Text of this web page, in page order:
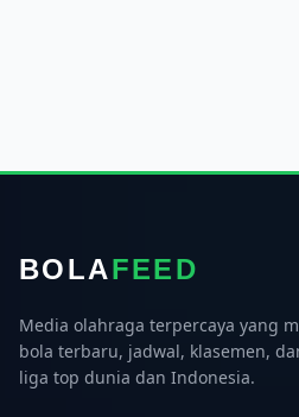
BOLAFEED
Media olahraga terpercaya yang
bola terbaru, jadwal, klasemen,
liga top dunia dan Indonesia.